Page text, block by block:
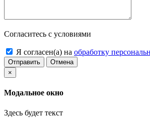
Согласитесь с условиями
Я согласен(а) на обработку
Отправить
Отмена
×
Модальное окно
Здесь будет текст